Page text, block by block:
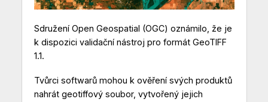
Sdružení Open Geospatial (OGC) oznámilo, že je
k dispozici validační nástroj pro formát GeoTIFF
1.1.
Tvůrci softwarů mohou k ověření svých produktů
nahrát geotiffový soubor, vytvořený jejich